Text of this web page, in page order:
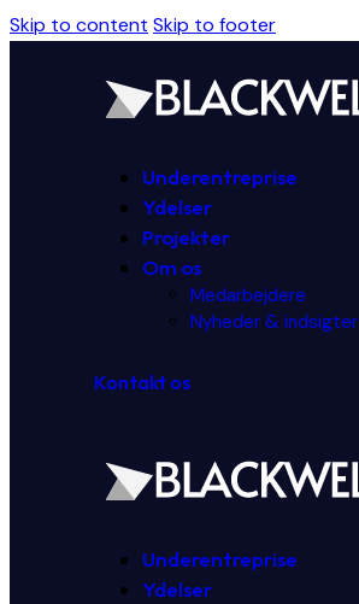
Skip to content Skip to footer
Underentreprise
Ydelser
Projekter
Om os
Medarbejdere
Nyheder & indsigter
Kontakt os
Underentreprise
Ydelser